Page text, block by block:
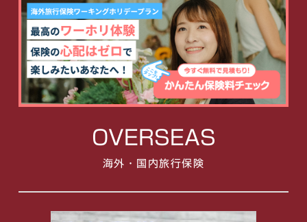
OVERSEAS
海外・国内旅行保険